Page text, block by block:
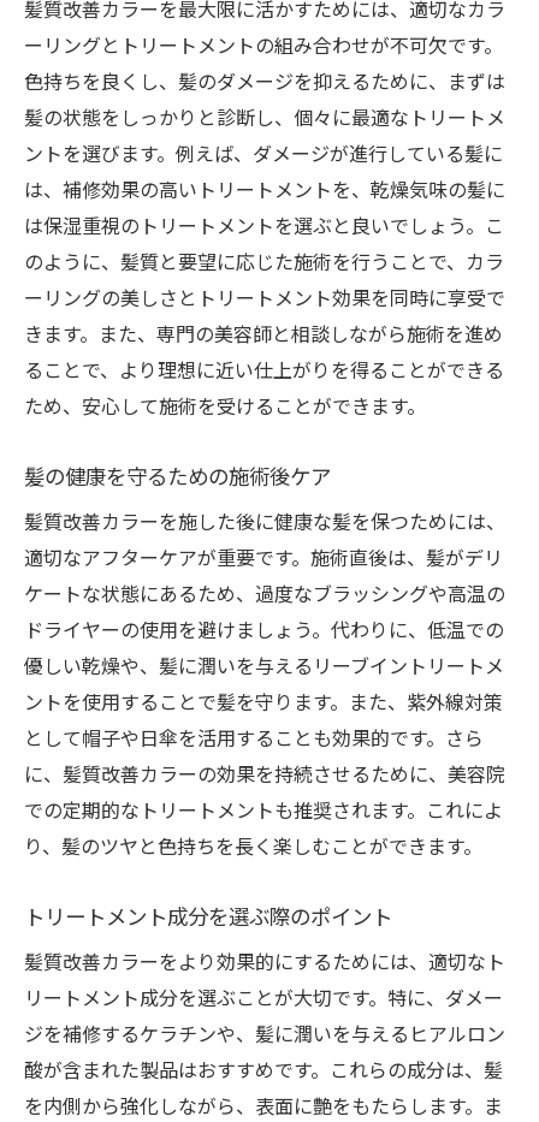
髪質改善カラーを最大限に活かすためには、適切なカラ
ーリングとトリートメントの組み合わせが不可欠です。
色持ちを良くし、髪のダメージを抑えるために、まずは
髪の状態をしっかりと診断し、個々に最適なトリートメ
ントを選びます。例えば、ダメージが進行している髪に
は、補修効果の高いトリートメントを、乾燥気味の髪に
は保湿重視のトリートメントを選ぶと良いでしょう。こ
のように、髪質と要望に応じた施術を行うことで、カラ
ーリングの美しさとトリートメント効果を同時に享受で
きます。また、専門の美容師と相談しながら施術を進め
ることで、より理想に近い仕上がりを得ることができる
ため、安心して施術を受けることができます。
髪の健康を守るための施術後ケア
髪質改善カラーを施した後に健康な髪を保つためには、
適切なアフターケアが重要です。施術直後は、髪がデリ
ケートな状態にあるため、過度なブラッシングや高温の
ドライヤーの使用を避けましょう。代わりに、低温での
優しい乾燥や、髪に潤いを与えるリーブイントリートメ
ントを使用することで髪を守ります。また、紫外線対策
として帽子や日傘を活用することも効果的です。さら
に、髪質改善カラーの効果を持続させるために、美容院
での定期的なトリートメントも推奨されます。これによ
り、髪のツヤと色持ちを長く楽しむことができます。
トリートメント成分を選ぶ際のポイント
髪質改善カラーをより効果的にするためには、適切なト
リートメント成分を選ぶことが大切です。特に、ダメー
ジを補修するケラチンや、髪に潤いを与えるヒアルロン
酸が含まれた製品はおすすめです。これらの成分は、髪
を内側から強化しながら、表面に艶をもたらします。ま